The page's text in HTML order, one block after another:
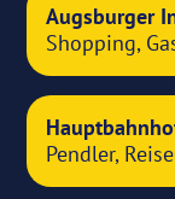
Augsburger
Shopping,
Pendler,